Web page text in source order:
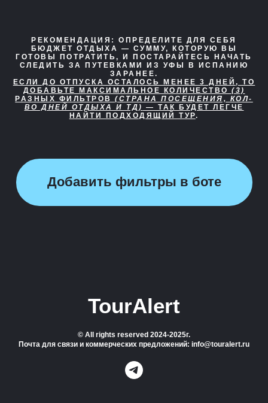
РЕКОМЕНДАЦИЯ:
ОПРЕДЕЛИТЕ ДЛЯ СЕБЯ
БЮДЖЕТ ОТДЫХА — СУММУ, КОТОРУЮ ВЫ
ГОТОВЫ ПОТРАТИТЬ, И ПОСТАРАЙТЕСЬ НАЧАТЬ
СЛЕДИТЬ ЗА ПУТЕВКАМИ ИЗ УФЫ В ИСПАНИЮ
ЗАРАНЕЕ.
ЕСЛИ ДО ОТПУСКА ОСТАЛОСЬ МЕНЕЕ 3 ДНЕЙ, ТО
ДОБАВЬТЕ МАКСИМАЛЬНОЕ КОЛИЧЕСТВО (3)
РАЗНЫХ ФИЛЬТРОВ(СТРАНА ПОСЕЩЕНИЯ, КОЛ-
ВО ДНЕЙ ОТДЫХА И ТД) — ТАК БУДЕТ ЛЕГЧЕ
НАЙТИ ПОДХОДЯЩИЙ ТУР.
Добавить фильтры в боте
TourAlert
© All rights reserved 2024-2025г.
Почта для связи и коммерческих предложений: info@touralert.ru